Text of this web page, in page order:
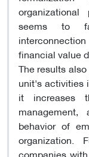
seems to
financial value
The results
unit's activities
it increases
behavior of
companies